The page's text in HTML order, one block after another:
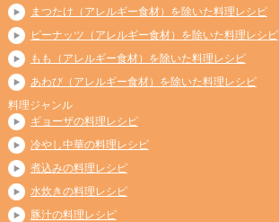
まつたけ（アレルギー食材）を除いた料理レシピ
ピーナッツ（アレルギー食材）を除いた料理レシピ
もも（アレルギー食材）を除いた料理レシピ
あわび（アレルギー食材）を除いた料理レシピ
料理ジャンル
ギョーザの料理レシピ
冷やし中華の料理レシピ
煮込みの料理レシピ
水炊きの料理レシピ
豚汁の料理レシピ